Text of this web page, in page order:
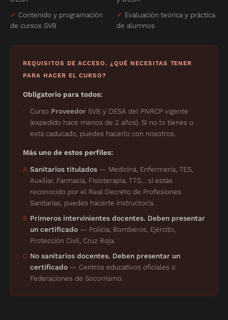
✓ Contenido y programación
de cursos SVB
✓ Evaluación teórica y práctica
de alumnos
REQUISITOS DE ACCESO. ¿QUÉ NECESITAS TENER
PARA HACER EL CURSO?
Obligatorio para todos:
·
Curso Proveedor SVB y DESA del PNRCP vigente
(expedido hace menos de 2 años). Si no lo tienes o
está caducado, puedes hacerlo con nosotros.
Más uno de estos perfiles:
A Sanitarios titulados — Medicina, Enfermería, TES,
Auxiliar, Farmacia, Fisioterapia, TTS… si estás
reconocido por el Real Decreto de Profesiones
Sanitarias, puedes hacerte instructor/a.
B Primeros intervinientes docentes. Deben presentar
un certificado — Policía, Bomberos, Ejército,
Protección Civil, Cruz Roja.
C No sanitarios docentes. Deben presentar un
certificado — Centros educativos oficiales o
Federaciones de Socorrismo.